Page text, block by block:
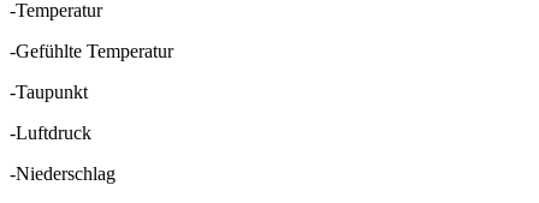
-Temperatur
-Gefühlte Temperatur
-Taupunkt
-Luftdruck
-Niederschlag